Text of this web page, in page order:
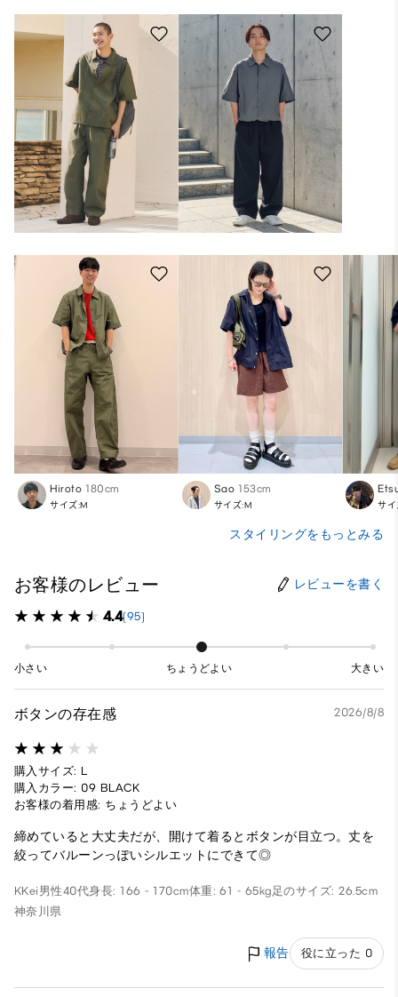
Hiroto 180cm
サイズ:M
Sao 153cm
サイズ:M サ
スタイリングをもっとみる
お客様のレビュー レビューを書く
4.4(95)
小さい ちょうどよい 大きい
ボタンの存在感 2026/8/8
購入サイズ: L
購入カラー: 09 BLACK
お客様の着用感: ちょうどよい
締めていると大丈夫だが、開けて着るとボタンが目立つ。丈を
絞ってバルーンっぽいシルエットにできて◎
KKei 男性40代身長: 166 - 170cm体重: 61 - 65kg 足のサイズ: 26.5cm
神奈川県
報告 役に立った 0